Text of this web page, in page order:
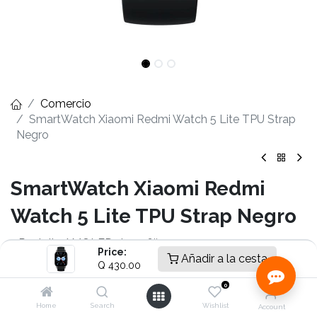
Price:
Q 430.00 Añadir a la cesta
Home Search
0
Wishlist Account
Comercio
SmartWatch Xiaomi Redmi Watch 5 Lite TPU Strap
Negro
SmartWatch Xiaomi Redmi
Watch 5 Lite TPU Strap Negro
- Pantalla AMOLED de 1,96″
- GNSS de cinco sistemas integrado
- Reducción de ruido con doble micrófono y llamadas
Bluetooth®
- Hasta 18 días de duración de la batería